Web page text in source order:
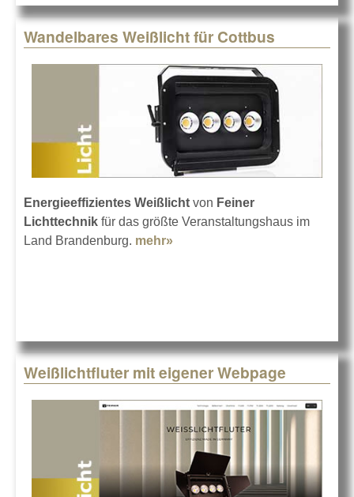
Wandelbares Weißlicht für Cottbus
Energieeffizientes Weißlicht von Feiner
Lichttechnik für das größte Veranstaltungshaus im
Land Brandenburg. mehr»
Weißlichtfluter mit eigener Webpage